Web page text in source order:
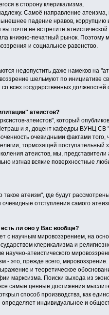
в сторону клерикализма.
Самоё направление
падение нравов, коррупцию
почти не встретите
книжно-печатный рынок. Поэтому
и социальное равенство.
недопустить даже намеков на
шельмуют по
всех государственных
атеистов?
атеистов", который
и я, доцент кафедры ВУНЦ
очевидными фактами того,
тормозящей
атеистов, мы, представители
изгнав всякие поверхностные
атеизм", где будут
отступления самого
ли оно у Вас вообще?
с научным мировоззрением, на
клерикализма и
атеистического
- это, прежде всего,
и теоретическое
марксизма. Поиски выхода из
самые ценные достижения
способ производства, как
индивидуальное и